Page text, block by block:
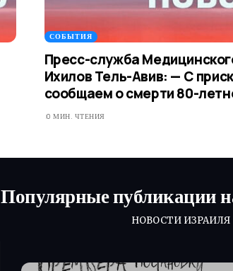
СОБЫТИЯ
Пресс-служба
Ихилов Тель-Авив: — С
сообщаем о смерти 80-
0 МИН. ЧТЕНИЯ
Популярные публикации
НОВОСТИ ИЗРАИЛЯ